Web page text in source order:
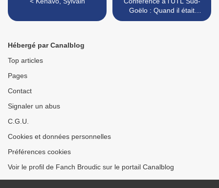
Goëlo : Quand il était
interdit de parler le breton à
Hébergé par Canalblog
Top articles
Pages
Contact
Signaler un abus
C.G.U.
Cookies et données personnelles
Préférences cookies
Voir le profil de Fanch Broudic sur le portail Canalblog